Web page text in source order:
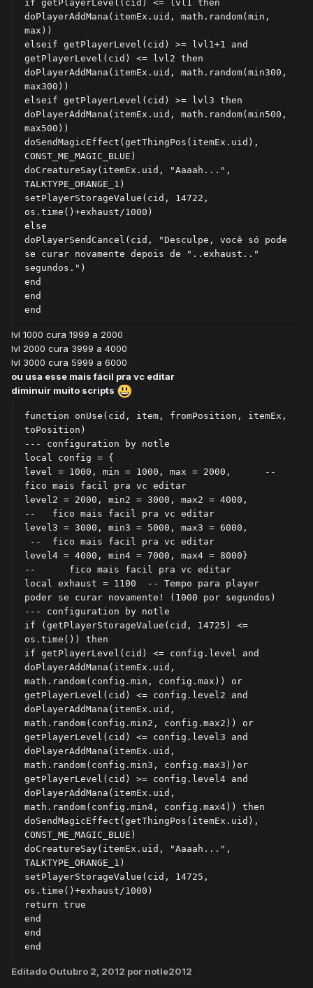
if getPlayerLevel(cid) <= lvl1 then
doPlayerAddMana(itemEx.uid, math.random(min,
max))
elseif getPlayerLevel(cid) >= lvl1+1 and
getPlayerLevel(cid) <= lvl2 then
doPlayerAddMana(itemEx.uid, math.random(min300,
max300))
elseif getPlayerLevel(cid) >= lvl3 then
doPlayerAddMana(itemEx.uid, math.random(min500,
max500))
doSendMagicEffect(getThingPos(itemEx.uid),
CONST_ME_MAGIC_BLUE)
doCreatureSay(itemEx.uid, "Aaaah...",
TALKTYPE_ORANGE_1)
setPlayerStorageValue(cid, 14722,
os.time()+exhaust/1000)
else
doPlayerSendCancel(cid, "Desculpe, você só pode
se curar novamente depois de "..exhaust.."
segundos.")
end
end
end
lvl 1000 cura 1999 a 2000
lvl 2000 cura 3999 a 4000
lvl 3000 cura 5999 a 6000
ou usa esse mais fácil pra vc editar
diminuir muito scripts
function onUse(cid, item, fromPosition, itemEx,
toPosition)
--- configuration by notle
local config = {
level = 1000, min = 1000, max = 2000,	   --
fico mais facil pra vc editar
level2 = 2000, min2 = 3000, max2 = 4000,
--   fico mais facil pra vc editar
level3 = 3000, min3 = 5000, max3 = 6000,
--  fico mais facil pra vc editar
level4 = 4000, min4 = 7000, max4 = 8000}
--	fico mais facil pra vc editar
local exhaust = 1100  -- Tempo para player
poder se curar novamente! (1000 por segundos)
--- configuration by notle
if (getPlayerStorageValue(cid, 14725) <=
os.time()) then
if getPlayerLevel(cid) <= config.level and
doPlayerAddMana(itemEx.uid,
math.random(config.min, config.max)) or
getPlayerLevel(cid) <= config.level2 and
doPlayerAddMana(itemEx.uid,
math.random(config.min2, config.max2)) or
getPlayerLevel(cid) <= config.level3 and
doPlayerAddMana(itemEx.uid,
math.random(config.min3, config.max3))or
getPlayerLevel(cid) >= config.level4 and
doPlayerAddMana(itemEx.uid,
math.random(config.min4, config.max4)) then
doSendMagicEffect(getThingPos(itemEx.uid),
CONST_ME_MAGIC_BLUE)
doCreatureSay(itemEx.uid, "Aaaah...",
TALKTYPE_ORANGE_1)
setPlayerStorageValue(cid, 14725,
os.time()+exhaust/1000)
return true
end
end
Editado Outubro 2, 2012 por notle2012